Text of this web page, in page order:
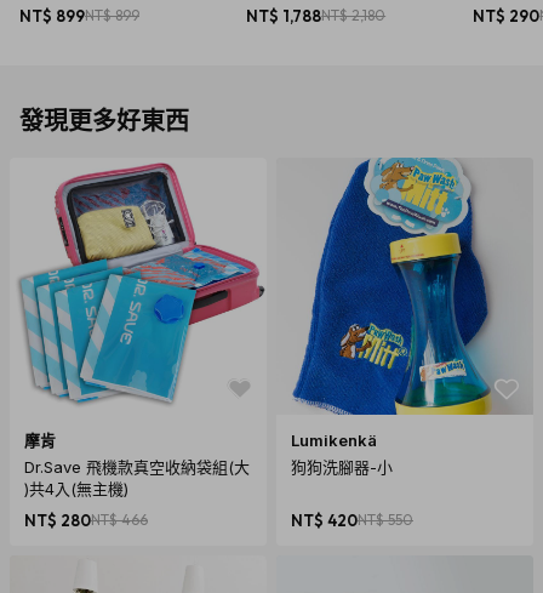
NT$ 899NT$ 899
用清潔布+窗戶清潔布+玻璃拋光
布)
NT$ 1,788NT$ 2,180
NT$ 290
發現更多好東西
摩肯
Dr.Save 飛機款真空收納袋組(大
)共4入(無主機)
NT$ 280NT$ 466
Lumikenkä
狗狗洗腳器-小
NT$ 420NT$ 550